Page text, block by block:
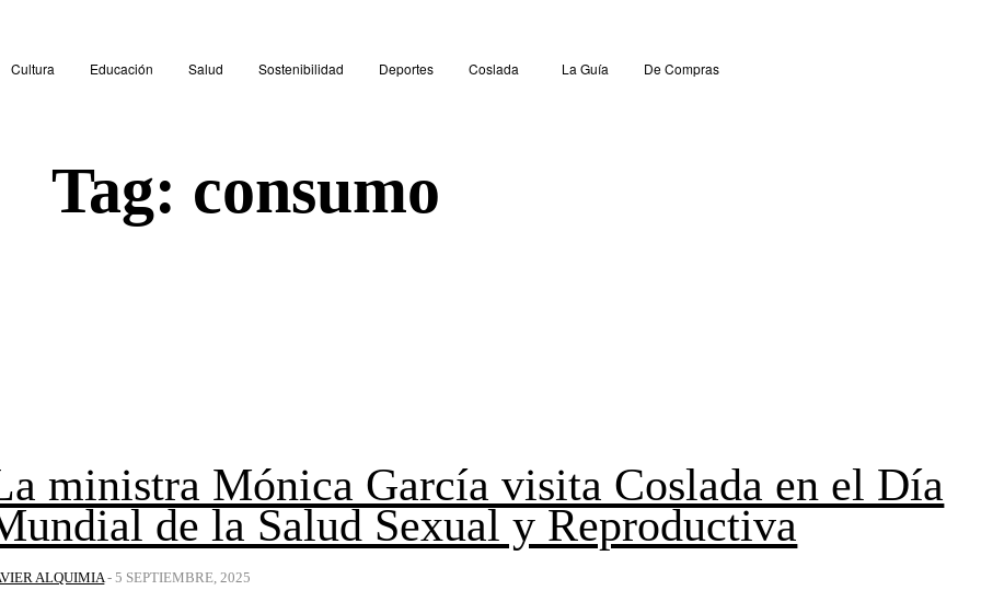
Cultura Educación Salud Sostenibilidad Deportes Coslada La Guía De Compras
Tag: consumo
ministra Mónica García visita Coslada en el Día
de la Salud Sexual y Reproductiva
ALQUIMIA - 5 SEPTIEMBRE, 2025